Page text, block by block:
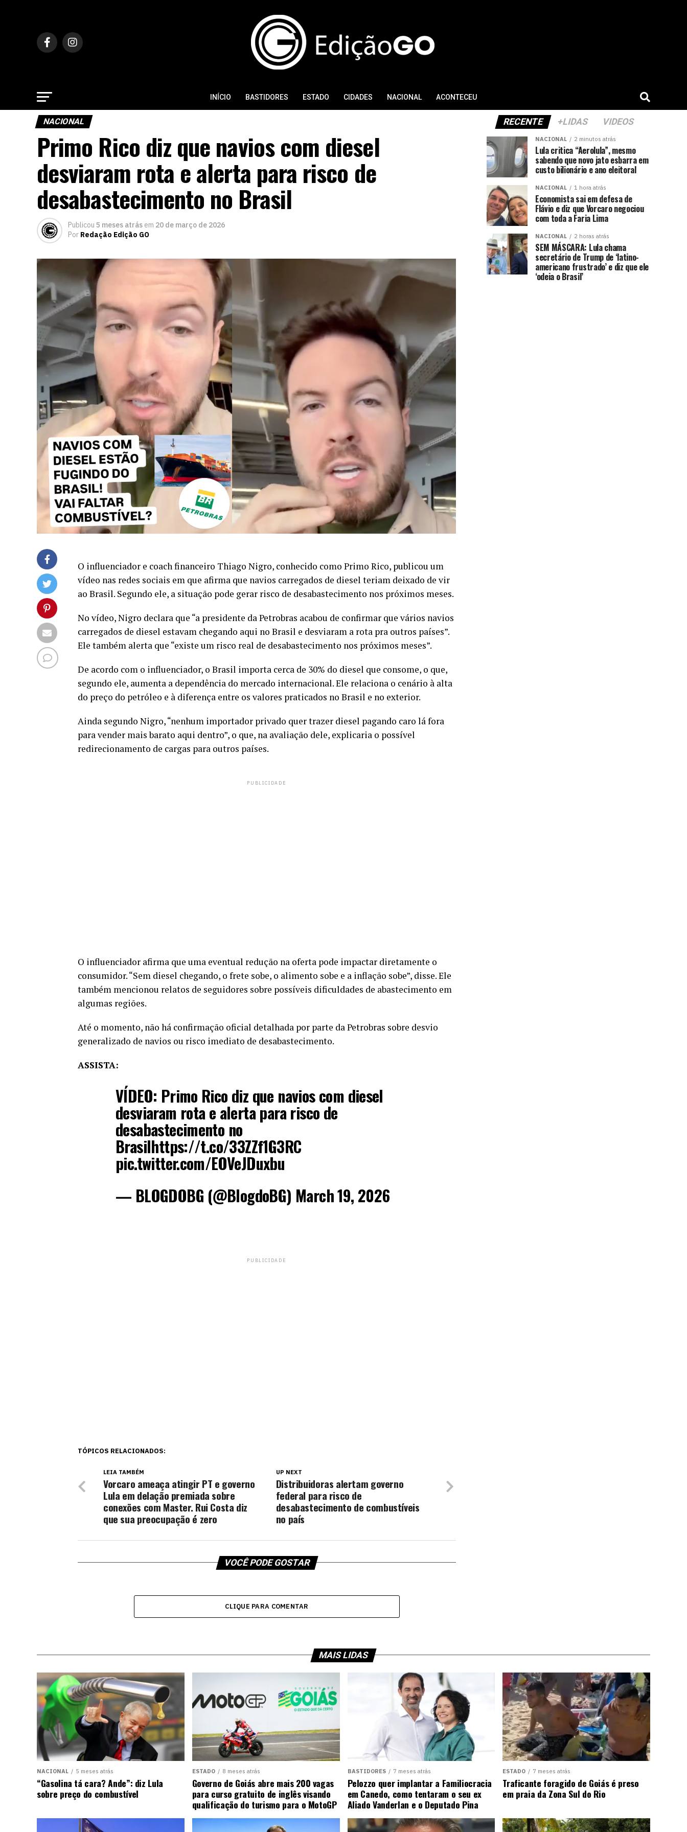
INÍCIO BASTIDORES ESTADO CIDADES NACIONAL ACONTECEU
NACIONAL
Primo Rico diz que navios com diesel
desviaram rota e alerta para risco de
desabastecimento no Brasil
Publicou5 meses atrásem 20 de março de 2026
PorRedação Edição GO
O influenciador e coach financeiro Thiago Nigro, conhecido como Primo Rico, publicou um
vídeo nas redes sociais em que afirma que navios carregados de diesel teriam deixado de vir
ao Brasil. Segundo ele, a situação pode gerar risco de desabastecimento nos próximos meses.
No vídeo, Nigro declara que “a presidente da Petrobras acabou de confirmar que vários navios
carregados de diesel estavam chegando aqui no Brasil e desviaram a rota pra outros países”.
Ele também alerta que “existe um risco real de desabastecimento nos próximos meses”.
De acordo com o influenciador, o Brasil importa cerca de 30% do diesel que consome, o que,
segundo ele, aumenta a dependência do mercado internacional. Ele relaciona o cenário à alta
do preço do petróleo e à diferença entre os valores praticados no Brasil e no exterior.
Ainda segundo Nigro, “nenhum importador privado quer trazer diesel pagando caro lá fora
para vender mais barato aqui dentro”, o que, na avaliação dele, explicaria o possível
redirecionamento de cargas para outros países.
PUBLICIDADE
O influenciador afirma que uma eventual redução na oferta pode impactar diretamente o
consumidor. “Sem diesel chegando, o frete sobe, o alimento sobe e a inflação sobe”, disse. Ele
também mencionou relatos de seguidores sobre possíveis dificuldades de abastecimento em
algumas regiões.
Até o momento, não há confirmação oficial detalhada por parte da Petrobras sobre desvio
generalizado de navios ou risco imediato de desabastecimento.
ASSISTA:
VÍDEO: Primo Rico diz que navios com diesel
desviaram rota e alerta para risco de
desabastecimento no
Brasilhttps://t.co/33ZZf1G3RC
pic.twitter.com/EOVeJDuxbu
— BLOGDOBG (@BlogdoBG) March 19, 2026
PUBLICIDADE
TÓPICOS RELACIONADOS:
UP NEXT
Distribuidoras alertam governo
federal para risco de
desabastecimento de combustíveis
no país
LEIA TAMBÉM
Vorcaro ameaça atingir PT e governo
Lula em delação premiada sobre
conexões com Master. Rui Costa diz
que sua preocupação é zero
VOCÊ PODE GOSTAR
CLIQUE PARA COMENTAR
RECENTE +LIDAS VIDEOS
NACIONAL 2 minutos atrás
Lula critica “Aerolula”, mesmo
sabendo que novo jato esbarra em
custo bilionário e ano eleitoral
NACIONAL 1 hora atrás
Economista sai em defesa de
Flávio e diz que Vorcaro negociou
com toda a Faria Lima
NACIONAL 2 horas atrás
SEM MÁSCARA: Lula chama
secretário de Trump de ‘latino-
americano frustrado’ e diz que ele
‘odeia o Brasil’
MAIS LIDAS
NACIONAL 5 meses atrás
“Gasolina tá cara? Ande”: diz Lula
sobre preço do combustível
ESTADO 8 meses atrás
Governo de Goiás abre mais 200 vagas
para curso gratuito de inglês visando
qualificação do turismo para o MotoGP
BASTIDORES 7 meses atrás
Pelozzo quer implantar a Familiocracia
em Canedo, como tentaram o seu ex
Aliado Vanderlan e o Deputado Pina
ESTADO 7 meses atrás
Traficante foragido de Goiás é preso
em praia da Zona Sul do Rio